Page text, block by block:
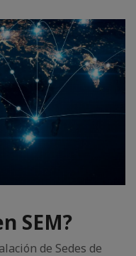
SEM?
de Sedes de